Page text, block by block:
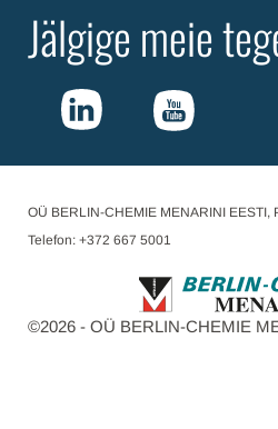
Jälgige meie
OÜ BERLIN-CHEMIE MENARINI EESTI,
Telefon: +372 667 5001
©2026 - OÜ BERLIN-CHEMIE